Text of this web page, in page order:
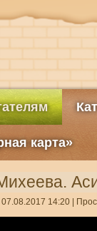
карта»
14:20 |